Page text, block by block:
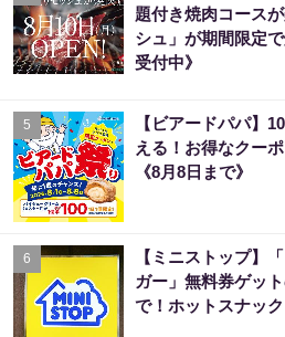
題付き焼肉コース
シュ」が期間限定
受付中》
5
【ビアードパパ】
える！お得なクー
《8月8日まで》
6
【ミニストップ】
ガー」無料券ゲッ
で！ホットスナッ